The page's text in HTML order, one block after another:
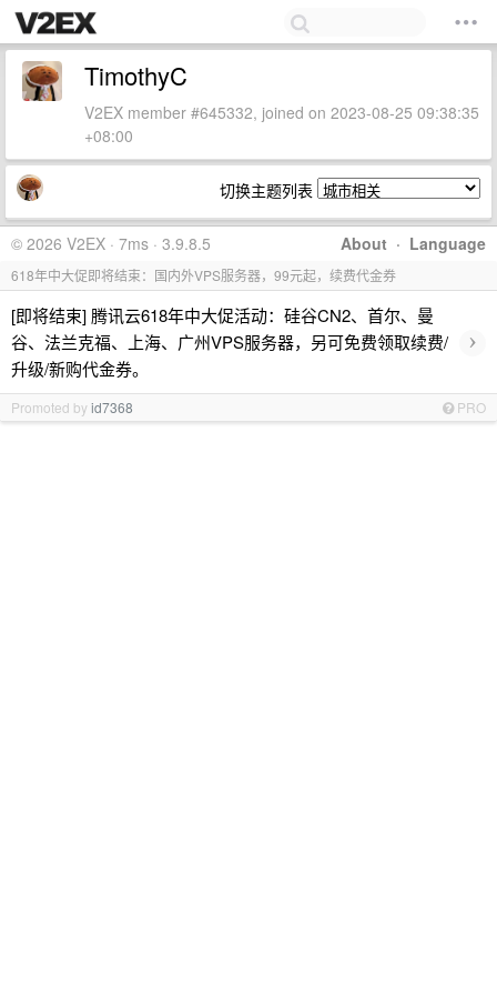
TimothyC
V2EX member #645332, joined on 2023-08-25 09:38:35
+08:00
切换主题列表
About · Language
© 2026 V2EX · 7ms · 3.9.8.5
618年中大促即将结束：国内外VPS服务器，99元起，续费代金券
[即将结束] 腾讯云618年中大促活动：硅谷CN2、首尔、曼
谷、法兰克福、上海、广州VPS服务器，另可免费领取续费/
升级/新购代金券。
›
Promoted byid7368 PRO